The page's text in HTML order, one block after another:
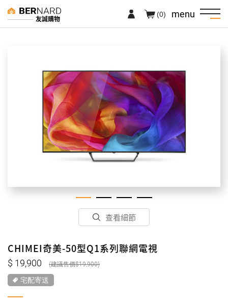
友誠購物 menu
(0)
查看細節
CHIMEI奇美-50型Q1系列聯網電視
19,900 19,900
宅配寄送